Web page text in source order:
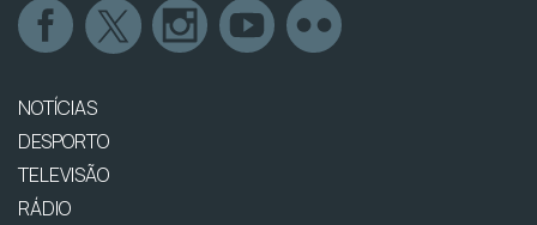
NOTÍCIAS
DESPORTO
TELEVISÃO
RÁDIO